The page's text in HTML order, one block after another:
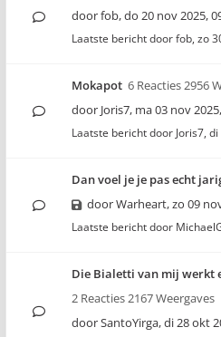
doorfob,do 20 nov 2025,
Laatste bericht doorfob, zo
Mokapot 6 Reacties 2956
door Joris7, ma 03 nov
Laatste bericht door Joris7, di
Dan voel je je pas echt
doorWarheart,zo 09
Laatste bericht door
Die Bialetti van mij werkt
2 Reacties 2167 Weergaves
doorSantoYirga,di 28 okt